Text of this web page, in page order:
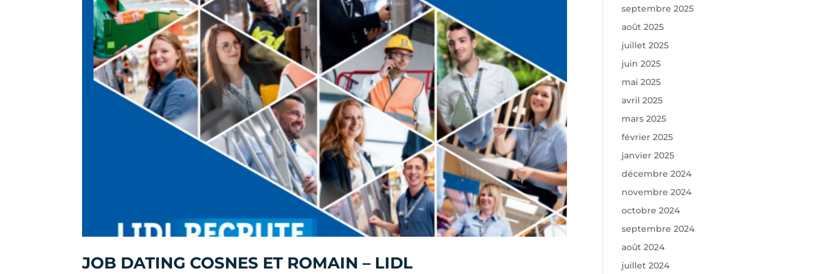
JOB DATING COSNES ET ROMAIN – LIDL
septembre 2025
août 2025
juillet 2025
juin 2025
mai 2025
avril 2025
mars 2025
février 2025
janvier 2025
décembre 2024
novembre 2024
octobre 2024
septembre 2024
août 2024
juillet 2024